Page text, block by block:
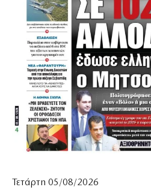
Τετάρτη 05/08/2026